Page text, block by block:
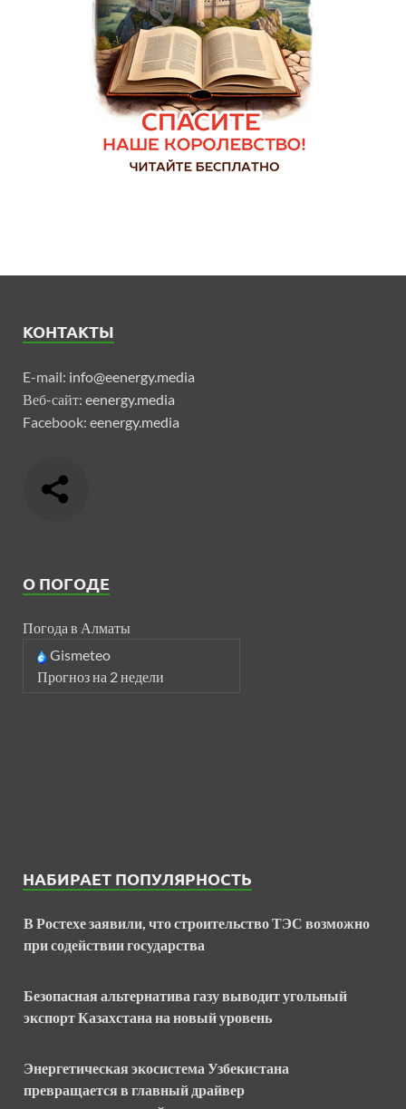
КОНТАКТЫ
E-mail: info@eenergy.media
Веб-сайт: eenergy.media
Facebook: eenergy.media
О ПОГОДЕ
Погода в Алматы
Gismeteo
Прогноз на 2 недели
НАБИРАЕТ ПОПУЛЯРНОСТЬ
В Ростехе заявили, что строительство ТЭС возможно
при содействии государства
Безопасная альтернатива газу выводит угольный
экспорт Казахстана на новый уровень
Энергетическая экосистема Узбекистана
превращается в главный драйвер